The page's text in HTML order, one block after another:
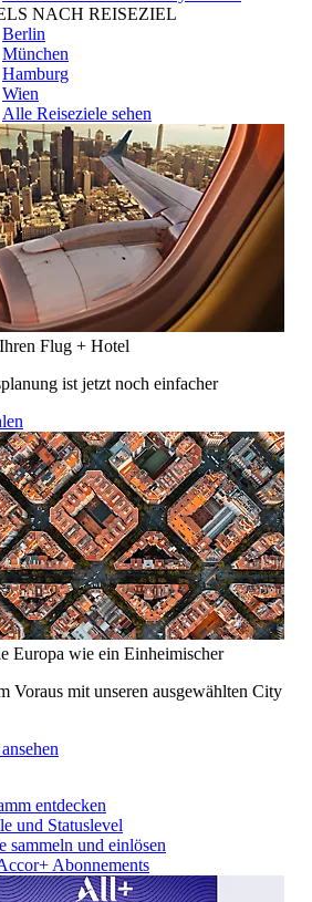
NACH REISEZIEL
Berlin
München
Hamburg
Wien
Alle Reiseziele sehen
Flug + Hotel
ist jetzt noch einfacher
Europa wie ein Einheimischer
Voraus mit unseren ausgewählten City
entdecken
und Statuslevel
sammeln und einlösen
Abonnements